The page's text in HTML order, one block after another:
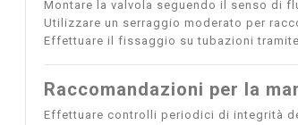
Montare la valvola seguendo il senso di
Utilizzare un serraggio moderato per
Effettuare il fissaggio su tubazioni
Raccomandazioni per la
Effettuare controlli periodici di integrità